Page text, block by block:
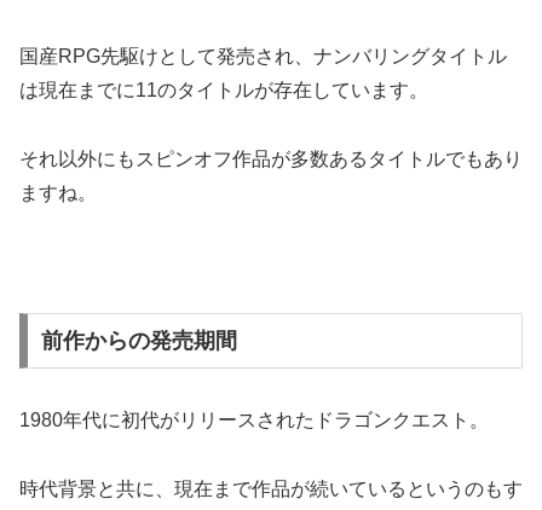
国産RPG先駆けとして発売され、ナンバリングタイトル
は現在までに11のタイトルが存在しています。
それ以外にもスピンオフ作品が多数あるタイトルでもあり
ますね。
前作からの発売期間
1980年代に初代がリリースされたドラゴンクエスト。
時代背景と共に、現在まで作品が続いているというのもす